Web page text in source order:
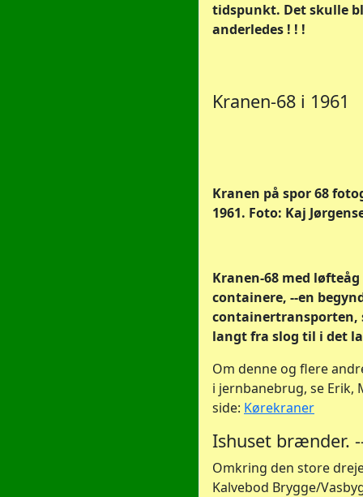
tidspunkt. Det skulle
anderledes ! ! !
Kranen-68 i 1961
Kranen på spor 68
1961. Foto: Kaj
Kranen-68 med
containere, --en
containertransporten,
langt fra slog til i det
Om denne og flere
i jernbanebrug, se Erik,
side: Kørekraner
Ishuset brænder.
Omkring den store
Kalvebod Brygge/